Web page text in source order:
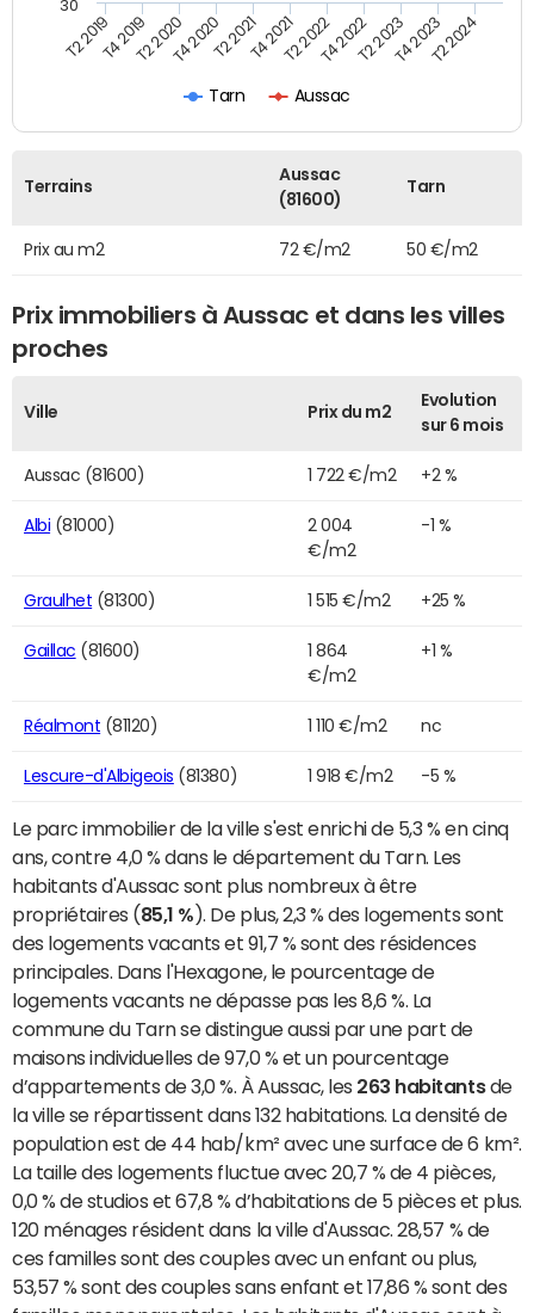
Tarn Aussac
T2 2019T4 2019T2 2020T4 2020T2 2021T4 2021T2 2022T4 2022T2 2023T4 2023T2 2024
30
Terrains
Aussac
(81600)
Tarn
Prix au m2 72 €/m2 50 €/m2
Prix immobiliers à Aussac et dans les villes
proches
Ville Prix du m2
Evolution
sur 6 mois
Aussac (81600) 1 722 €/m2 +2 %
Albi (81000)
2 004
€/m2
-1 %
Graulhet (81300) 1 515 €/m2 +25 %
Gaillac (81600)
1 864
€/m2
+1 %
Réalmont (81120) 1 110 €/m2 nc
Lescure-d'Albigeois (81380) 1 918 €/m2 -5 %
Le parc immobilier de la ville s'est enrichi de 5,3 % en cinq
ans, contre 4,0 % dans le département du Tarn. Les
habitants d'Aussac sont plus nombreux à être
propriétaires (85,1 % ). De plus, 2,3 % des logements sont
des logements vacants et 91,7 % sont des résidences
principales. Dans l'Hexagone, le pourcentage de
logements vacants ne dépasse pas les 8,6 %. La
commune du Tarn se distingue aussi par une part de
maisons individuelles de 97,0 % et un pourcentage
d’appartements de 3,0 %. À Aussac, les 263 habitantsde
la ville se répartissent dans 132 habitations. La densité de
population est de 44 hab/km² avec une surface de 6 km².
La taille des logements fluctue avec 20,7 % de 4 pièces,
0,0 % de studios et 67,8 % d’habitations de 5 pièces et plus.
120 ménages résident dans la ville d'Aussac. 28,57 % de
ces familles sont des couples avec un enfant ou plus,
53,57 % sont des couples sans enfant et 17,86 % sont des